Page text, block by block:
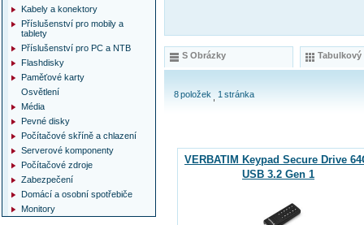
S Obrázky Tabulkový
8položek 1 stránka
VERBATIM Keypad Secure Drive
USB 3.2 Gen 1
Kabely a konektory
Příslušenství pro mobily a
tablety
Příslušenství pro PC a NTB
Flashdisky
Paměťové karty
Osvětlení
Média
Pevné disky
Počítačové skříně a chlazení
Serverové komponenty
Počítačové zdroje
Zabezpečení
Domácí a osobní spotřebiče
Monitory